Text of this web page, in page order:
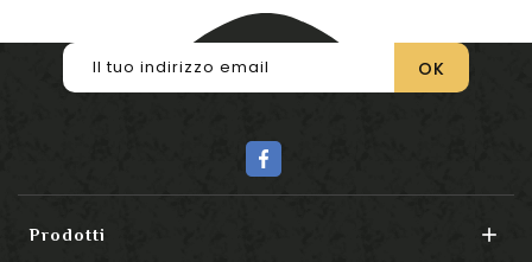
Prodotti 